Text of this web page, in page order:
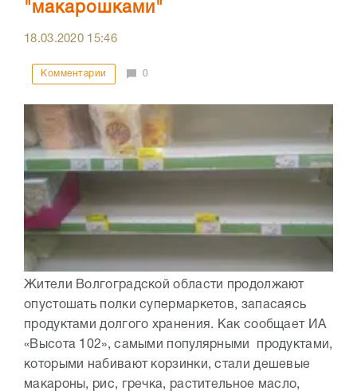
"макарошками"
18.03.2020 15:46
Комментарии 0
Жители Волгоградской области продолжают
опустошать полки супермаркетов, запасаясь
продуктами долгого хранения. Как сообщает ИА
«Высота 102», самыми популярными продуктами,
которыми набивают корзинки, стали дешевые
макароны, рис, гречка, растительное масло,